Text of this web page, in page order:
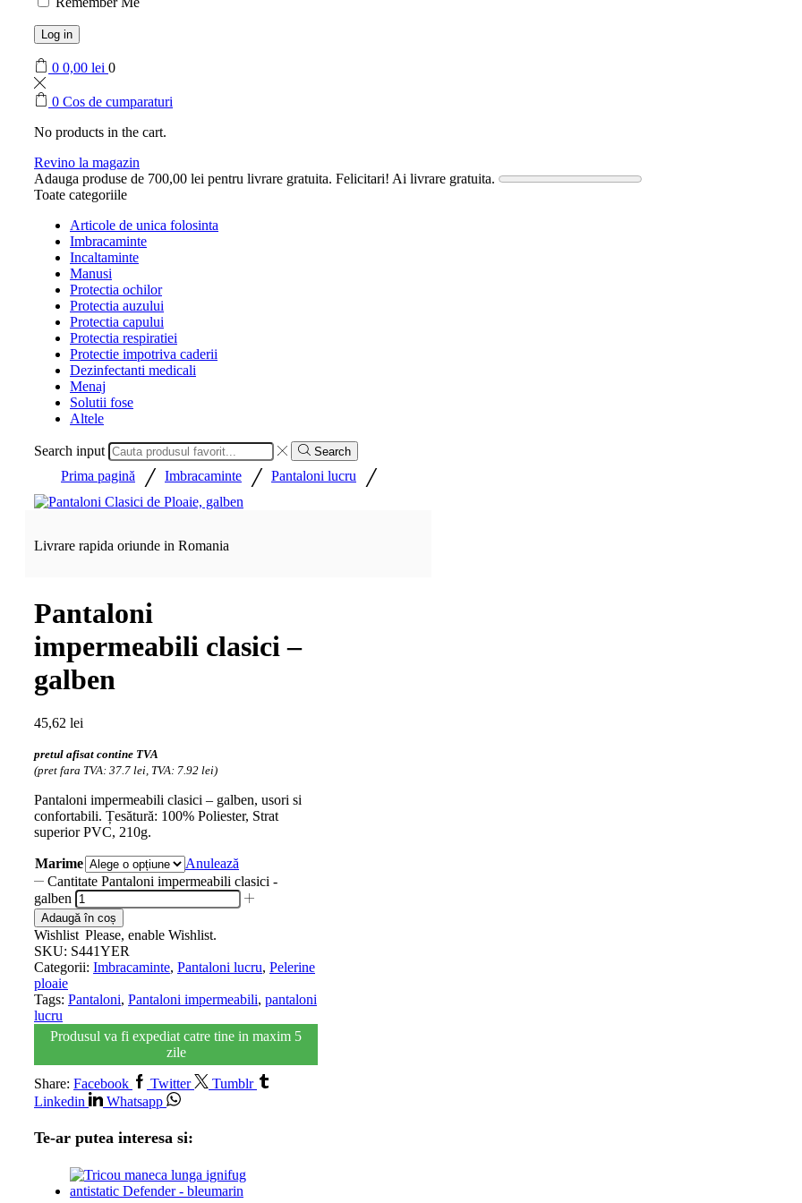
Log in
0 0,00 lei 0
0 Cos de cumparaturi
No products in the cart.
Revino la magazin
Adauga produse de 700,00 lei pentru livrare gratuita. Felicitari! Ai livrare gratuita.
Toate categoriile
Articole de unica folosinta
Imbracaminte
Incaltaminte
Manusi
Protectia ochilor
Protectia auzului
Protectia capului
Protectia respiratiei
Protectie impotriva caderii
Dezinfectanti medicali
Menaj
Solutii fose
Altele
Search input Search
Prima pagină / Imbracaminte / Pantaloni lucru /
Livrare rapida oriunde in Romania
Pantaloni
impermeabili clasici –
galben
45,62 lei
pretul afisat contine TVA
(pret fara TVA: 37.7 lei, TVA: 7.92 lei)
Pantaloni impermeabili clasici – galben, usori si
confortabili. Țesătură: 100% Poliester, Strat
superior PVC, 210g.
Marime
Anulează
Cantitate Pantaloni impermeabili clasici -
galben
Adaugă în coș
Wishlist Please, enable Wishlist.
SKU: S441YER
Categorii: Imbracaminte, Pantaloni lucru, Pelerine
ploaie
Tags: Pantaloni, Pantaloni impermeabili, pantaloni
lucru
Produsul va fi expediat catre tine in maxim 5
zile
Share: Facebook Twitter
Tumblr
Linkedin
Whatsapp
Te-ar putea interesa si: